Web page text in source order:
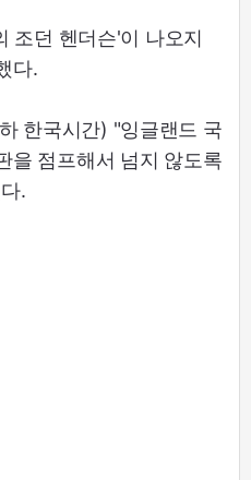
조던 헨더슨'이 나오지
다.
한국시간) "잉글랜드 국
을 점프해서 넘지 않도록
.